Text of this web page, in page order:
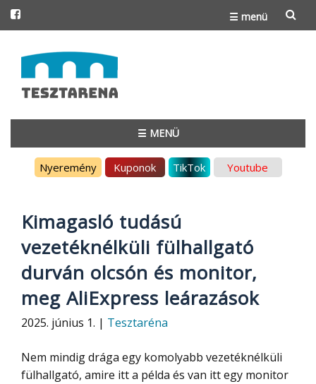
☰ menü
to
content
☰ MENÜ
Nyeremény Kuponok TikTok Youtube
Kimagasló tudású
vezetéknélküli fülhallgató
durván olcsón és monitor,
meg AliExpress leárazások
2025. június 1. | Tesztaréna
Nem mindig drága egy komolyabb vezetéknélküli
fülhallgató, amire itt a példa és van itt egy monitor